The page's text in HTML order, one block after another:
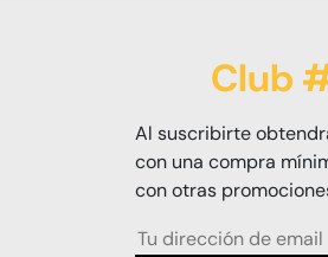
Club
Al suscribirte
con una compra
con otras